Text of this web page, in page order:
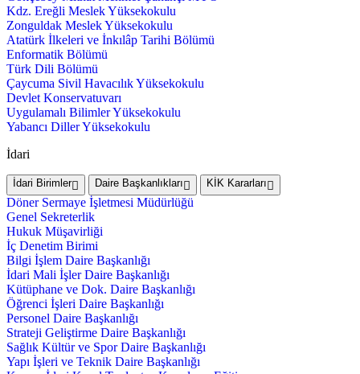
Kdz. Ereğli Meslek Yüksekokulu
Zonguldak Meslek Yüksekokulu
Atatürk İlkeleri ve İnkılâp Tarihi Bölümü
Enformatik Bölümü
Türk Dili Bölümü
Çaycuma Sivil Havacılık Yüksekokulu
Devlet Konservatuvarı
Uygulamalı Bilimler Yüksekokulu
Yabancı Diller Yüksekokulu
İdari
İdari Birimler Daire Başkanlıkları KİK Kararları
Döner Sermaye İşletmesi Müdürlüğü
Genel Sekreterlik
Hukuk Müşavirliği
İç Denetim Birimi
Bilgi İşlem Daire Başkanlığı
İdari Mali İşler Daire Başkanlığı
Kütüphane ve Dok. Daire Başkanlığı
Öğrenci İşleri Daire Başkanlığı
Personel Daire Başkanlığı
Strateji Geliştirme Daire Başkanlığı
Sağlık Kültür ve Spor Daire Başkanlığı
Yapı İşleri ve Teknik Daire Başkanlığı